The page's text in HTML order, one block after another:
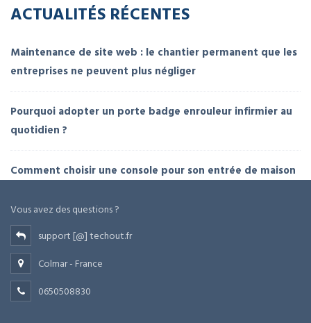
ACTUALITÉS RÉCENTES
Maintenance de site web : le chantier permanent que les
entreprises ne peuvent plus négliger
Pourquoi adopter un porte badge enrouleur infirmier au
quotidien ?
Comment choisir une console pour son entrée de maison
Vous avez des questions ?
support [@] techout.fr
Colmar - France
0650508830